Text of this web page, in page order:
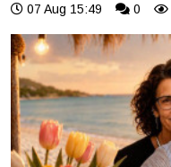
07 Aug 15:49 0